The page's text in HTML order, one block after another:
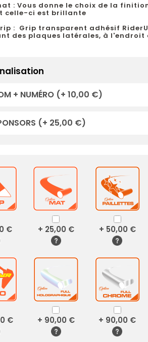
: Vous donne le choix de la
celle-ci est brillante
: Grip transparent adhésif
des plaques latérales, à l'endroit
+ NUMÉRO (+ 10,00 €)
(+ 25,00 €)
€ + 25,00 € + 50,00 €
€ + 90,00 € + 90,00 €